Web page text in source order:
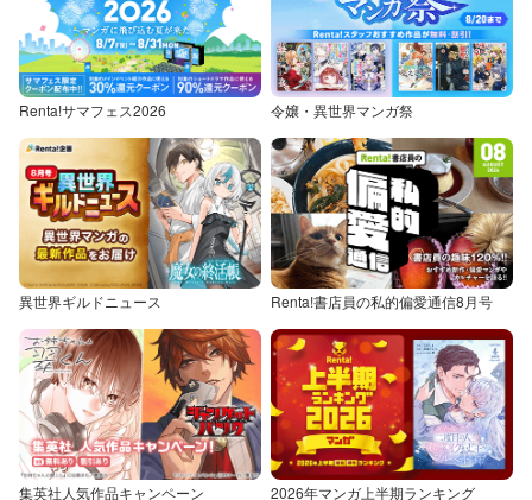
Renta!サマフェス2026 令嬢・異世界マンガ祭
異世界ギルドニュース Renta!書店員の私的偏愛通信8月号
集英社人気作品キャンペーン 2026年マンガ上半期ランキング